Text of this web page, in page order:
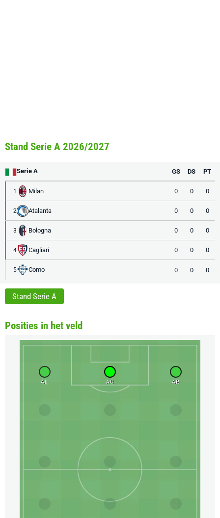
Stand Serie A 2026/2027
Serie A GS DS PT
1 Milan 0 0 0
2 Atalanta 0 0 0
3 Bologna 0 0 0
4 Cagliari 0 0 0
5 Como 0 0 0
Stand Serie A
Posities in het veld
AL AC AR